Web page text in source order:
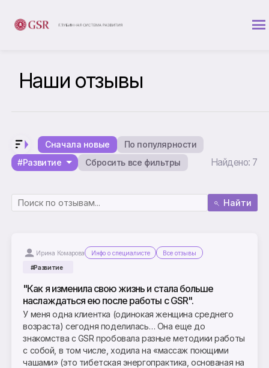
Наши отзывы
Сначала новые
По популярности
#Развитие
Сбросить все фильтры Найдено: 7
Найти
Ирина Комарова Инфо о специалисте
Все отзывы
#Развитие
"Как я изменила свою жизнь и стала больше
наслаждаться ею после работы с GSR".
У меня одна клиентка (одинокая женщина среднего
возраста) сегодня поделилась… Она еще до
знакомства с GSR пробовала разные методики работы
с собой, в том числе, ходила на «массаж поющими
чашами» (это тибетская энергопрактика, основаная на